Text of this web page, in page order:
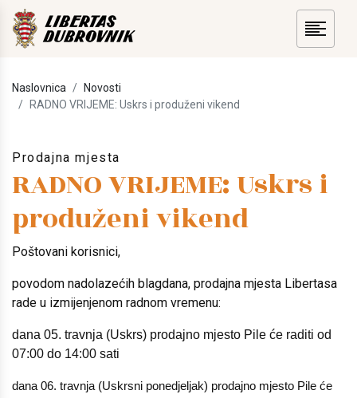
Naslovnica
Novosti
RADNO VRIJEME: Uskrs i produženi vikend
Prodajna mjesta
RADNO VRIJEME: Uskrs i
produženi vikend
Poštovani korisnici,
povodom nadolazećih blagdana, prodajna mjesta Libertasa
rade u izmijenjenom radnom vremenu:
dana 05. travnja (Uskrs) prodajno mjesto Pile će raditi od
07:00 do 14:00 sati
dana 06. travnja (Uskrsni ponedjeljak) prodajno mjesto Pile će